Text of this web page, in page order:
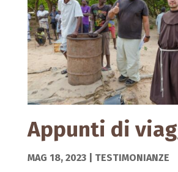
Appunti di
MAG 18, 2023| TESTIMONIANZE